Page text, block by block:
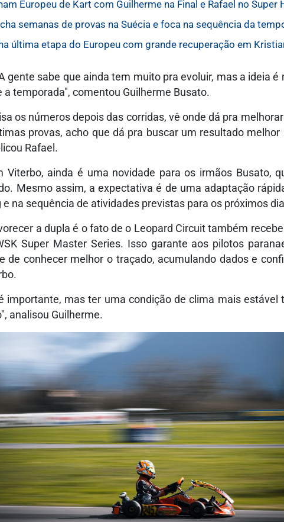
Europeu de Kart com Guilherme na Final e Rafael no Super
semanas de provas na Suécia e foca na sequência da
última etapa do Europeu com grande recuperação em
gente sabe que ainda tem muito pra evoluir, mas a ideia é
a temporada", comentou Guilherme Busato.
os números depois das corridas, vê onde dá pra
provas, acho que dá pra buscar um resultado
Rafael.
Viterbo, ainda é uma novidade para os irmãos Busato,
Mesmo assim, a expectativa é de uma adaptação
e na sequência de atividades previstas para os próximos
a dupla é o fato de o Leopard Circuit também
Super Master Series. Isso garante aos pilotos
de conhecer melhor o traçado, acumulando dados e
importante, mas ter uma condição de clima mais estável
analisou Guilherme.